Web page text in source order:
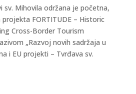
sv. Mihovila održana je početna,
FORTITUDE – Historic
Cross-Border Tourism
„Razvoj novih sadržaja u
i EU projekti – Tvrđava sv.